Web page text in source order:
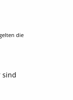
die
sind